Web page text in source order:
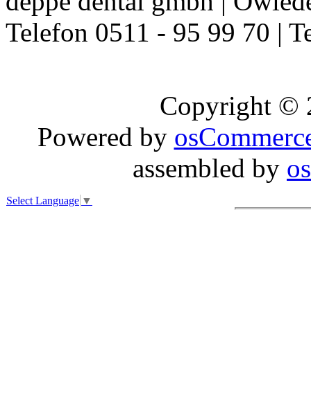
Telefon 0511 - 95 99 70 |
Copyright ©
Powered by
assembled by
Select Language ▼